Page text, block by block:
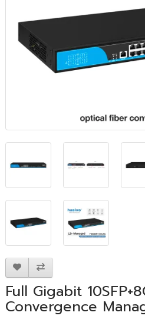
Full Gigabit
Convergence